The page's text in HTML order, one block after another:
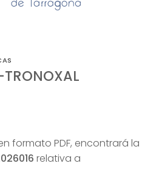
formato PDF, encontrará la
relativa a